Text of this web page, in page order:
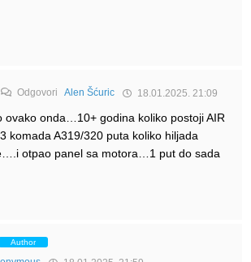
OdgovoriAlen Šćuric 18.01.2025. 21:09
ovako onda…10+ godina koliko postoji AIR
komada A319/320 puta koliko hiljada
otpao panel sa motora…1 put do sada
Author